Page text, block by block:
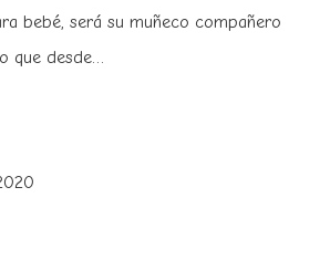
bebé, será su muñeco compañero
que desde…